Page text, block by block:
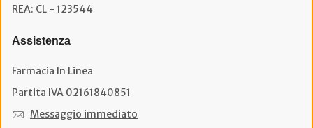
REA: CL - 123544
Assistenza
Farmacia In Linea
Partita IVA 02161840851
Messaggio immediato